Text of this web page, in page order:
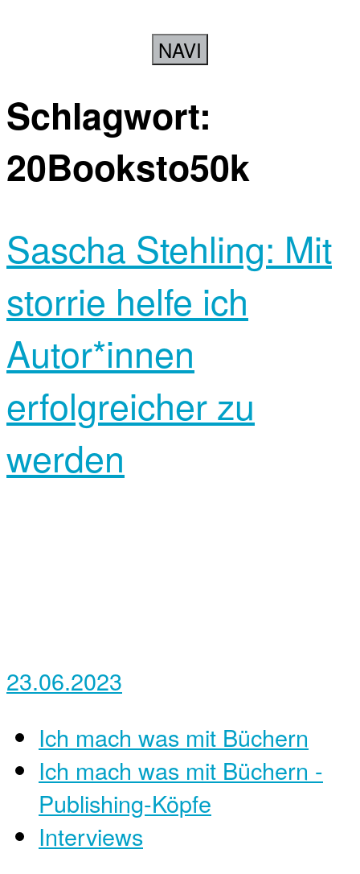
NAVI
Schlagwort:
20Booksto50k
Sascha Stehling: Mit
storrie helfe ich
Autor*innen
erfolgreicher zu
werden
23.06.2023
Ich mach was mit Büchern
Ich mach was mit Büchern -
Publishing-Köpfe
Interviews